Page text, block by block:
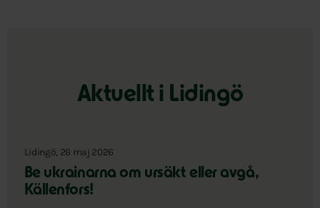
Aktuellt i Lidingö
Lidingö, 26 maj 2026
Be ukrainarna om ursäkt eller avgå,
Källenfors!